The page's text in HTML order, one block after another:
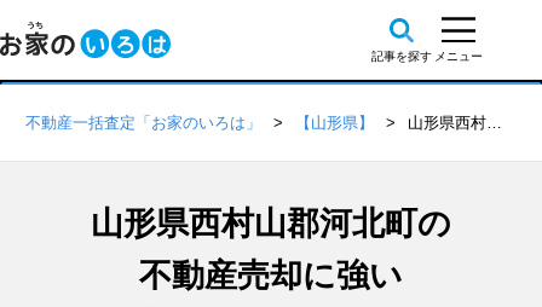
不動産一括査定「お家のいろは」 【山形県】 山形県西村山郡河北町の不動産会社 口コミ・評判一覧
山形県西村山郡河北町の
不動産売却に強い